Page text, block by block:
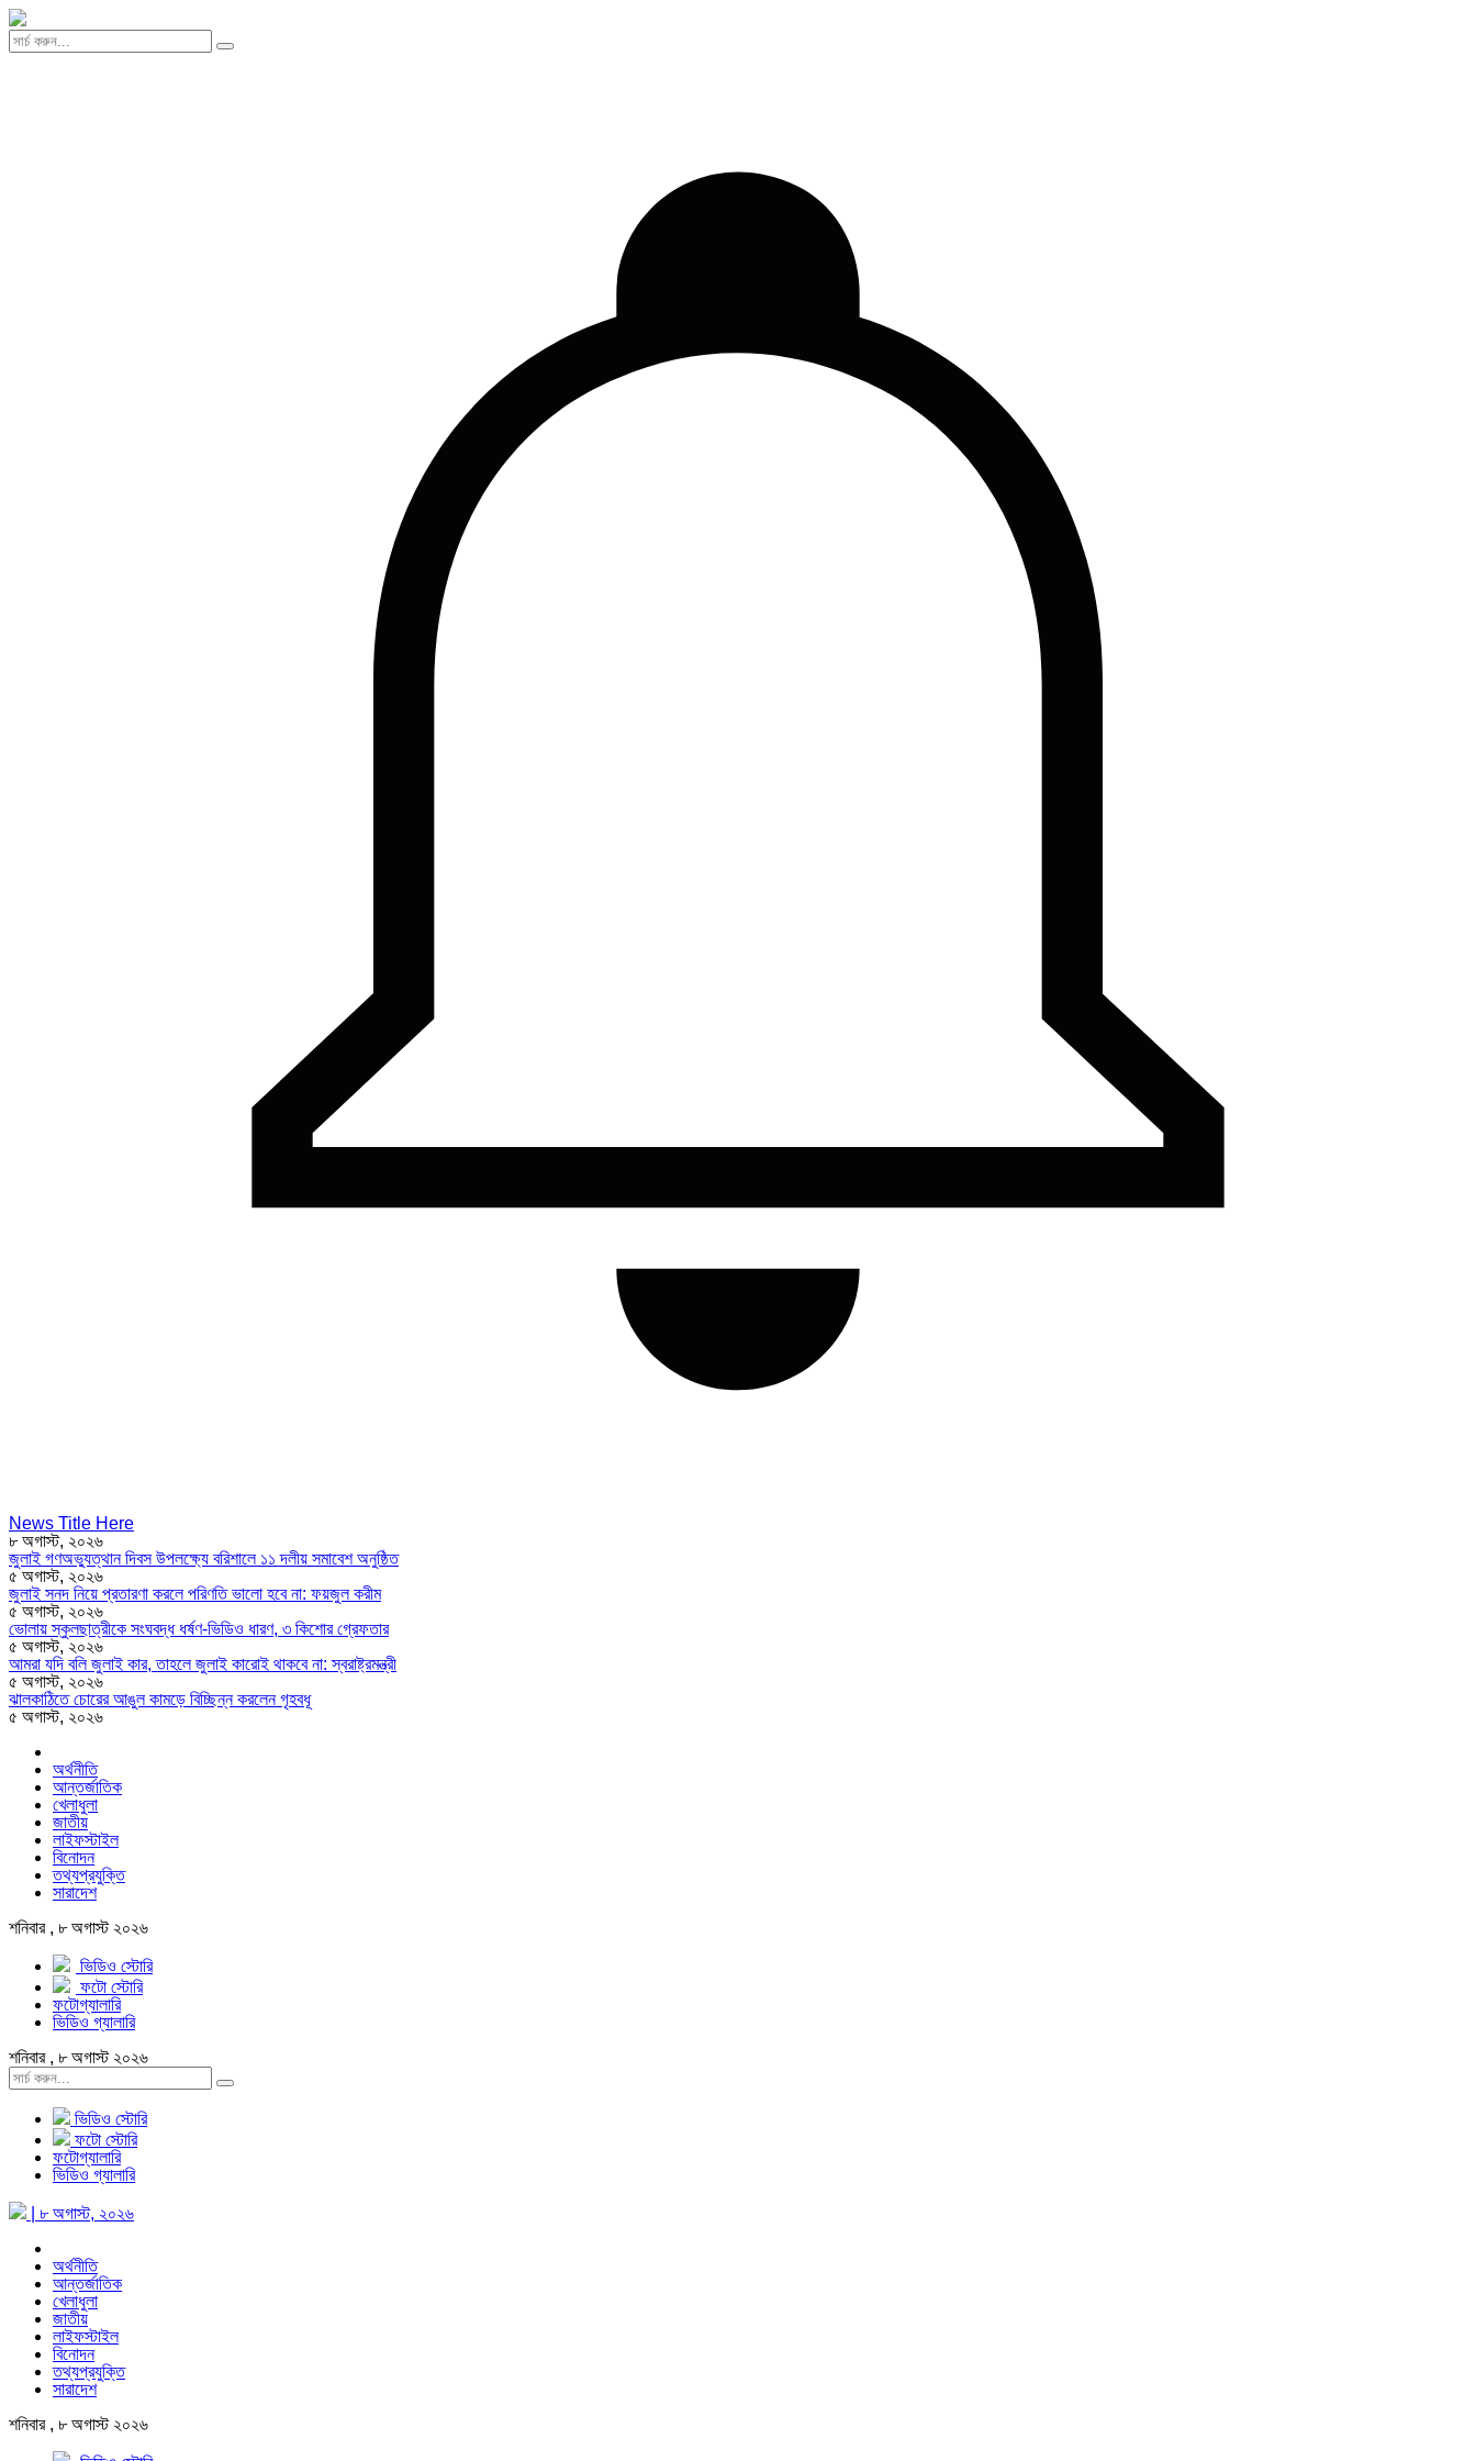
News Title Here
৮ অগাস্ট, ২০২৬
জুলাই গণঅভ্যুত্থান দিবস উপলক্ষ্যে বরিশালে ১১ দলীয় সমাবেশ অনুষ্ঠিত
৫ অগাস্ট, ২০২৬
জুলাই সনদ নিয়ে প্রতারণা করলে পরিণতি ভালো হবে না: ফয়জুল করীম
৫ অগাস্ট, ২০২৬
ভোলায় স্কুলছাত্রীকে সংঘবদ্ধ ধর্ষণ-ভিডিও ধারণ, ৩ কিশোর গ্রেফতার
৫ অগাস্ট, ২০২৬
আমরা যদি বলি জুলাই কার, তাহলে জুলাই কারোই থাকবে না: স্বরাষ্ট্রমন্ত্রী
৫ অগাস্ট, ২০২৬
ঝালকাঠিতে চোরের আঙুল কামড়ে বিচ্ছিন্ন করলেন গৃহবধূ
৫ অগাস্ট, ২০২৬
অর্থনীতি
আন্তর্জাতিক
খেলাধুলা
জাতীয়
লাইফস্টাইল
বিনোদন
তথ্যপ্রযুক্তি
সারাদেশ
শনিবার , ৮ অগাস্ট ২০২৬
ভিডিও স্টোরি
ফটো স্টোরি
ফটোগ্যালারি
ভিডিও গ্যালারি
শনিবার , ৮ অগাস্ট ২০২৬
ভিডিও স্টোরি
ফটো স্টোরি
ফটোগ্যালারি
ভিডিও গ্যালারি
| ৮ অগাস্ট, ২০২৬
অর্থনীতি
আন্তর্জাতিক
খেলাধুলা
জাতীয়
লাইফস্টাইল
বিনোদন
তথ্যপ্রযুক্তি
সারাদেশ
শনিবার , ৮ অগাস্ট ২০২৬